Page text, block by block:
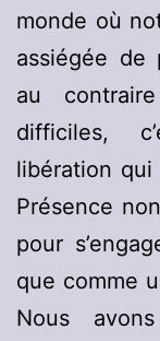
monde où
assiégée de
au
difficiles,
libération qui
Présence
pour
que comme
Nous